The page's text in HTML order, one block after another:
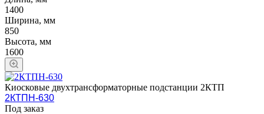
1400
Ширина, мм
850
Высота, мм
1600
Киосковые двухтрансформаторные подстанции 2КТП
2КТПН-630
Под заказ